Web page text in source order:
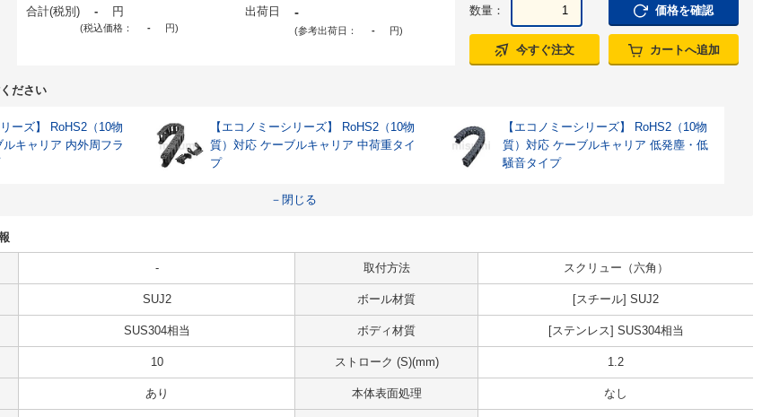
合計(税別) - 円
(税込価格： - 円)
出荷日 -
(参考出荷日： - 円)
数量： 価格を確認
今すぐ注文 カートへ追加
ださい
ーズ】 RoHS2（10物
キャリア 内外周フラ
【エコノミーシリーズ】 RoHS2（10物
質）対応 ケーブルキャリア 中荷重タイ
プ
【エコノミーシリーズ】 RoHS2（10物
質）対応 ケーブルキャリア 低発塵・低
騒音タイプ
－閉じる
- 取付方法 スクリュー（六角）
SUJ2 ボール材質 [スチール] SUJ2
SUS304相当 ボディ材質 [ステンレス] SUS304相当
10 ストローク (S)(mm) 1.2
あり 本体表面処理 なし